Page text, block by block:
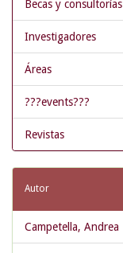
Becas y consultorías
Investigadores
Áreas
???events???
Revistas
Autor
Campetella, Andrea